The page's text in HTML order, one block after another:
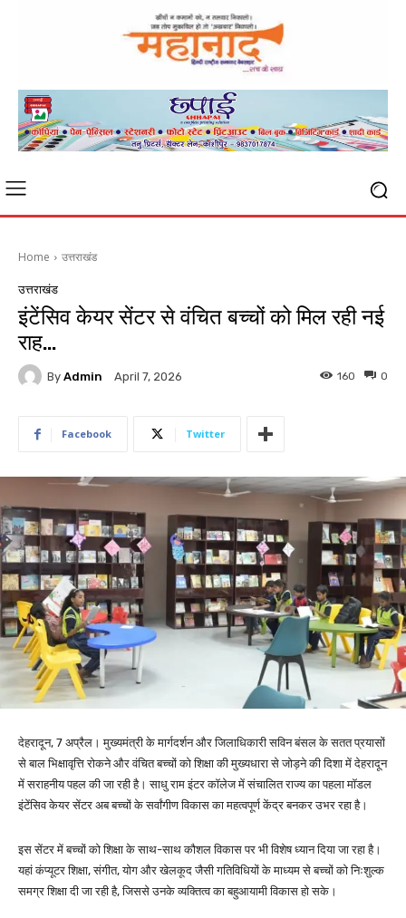
Home उत्तराखंड
उत्तराखंड
इंटेंसिव केयर सेंटर से वंचित बच्चों को मिल रही नई
राह…
By Admin April 7, 2026 0
160
Facebook Twitter
देहरादून, 7 अप्रैल। मुख्यमंत्री के मार्गदर्शन और जिलाधिकारी सविन बंसल के सतत प्रयासों
से बाल भिक्षावृत्ति रोकने और वंचित बच्चों को शिक्षा की मुख्यधारा से जोड़ने की दिशा में देहरादून
में सराहनीय पहल की जा रही है। साधु राम इंटर कॉलेज में संचालित राज्य का पहला मॉडल
इंटेंसिव केयर सेंटर अब बच्चों के सर्वांगीण विकास का महत्वपूर्ण केंद्र बनकर उभर रहा है।
इस सेंटर में बच्चों को शिक्षा के साथ-साथ कौशल विकास पर भी विशेष ध्यान दिया जा रहा है।
यहां कंप्यूटर शिक्षा, संगीत, योग और खेलकूद जैसी गतिविधियों के माध्यम से बच्चों को निःशुल्क
समग्र शिक्षा दी जा रही है, जिससे उनके व्यक्तित्व का बहुआयामी विकास हो सके।